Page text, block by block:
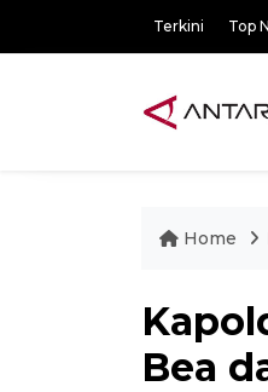
Terkini Top
Home
Bea